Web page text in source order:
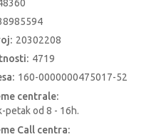
20302208
4719
160-0000000475017-52
centrale:
petak od 8 - 16h.
Call centra: